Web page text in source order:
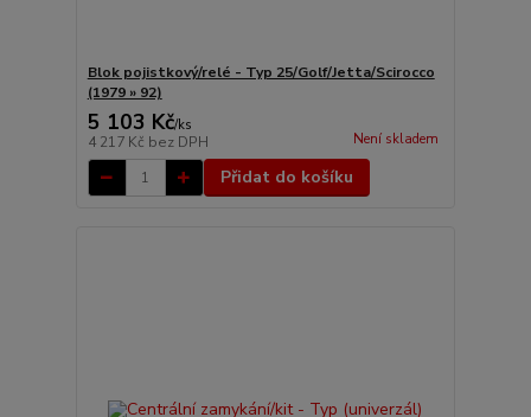
Blok pojistkový/relé - Typ 25/Golf/Jetta/Scirocco
(1979 » 92)
5 103 Kč/ks
4 217 Kč bez DPH Není skladem
Přidat do košíku